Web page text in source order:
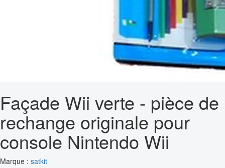
Façade Wii verte - pièce de
rechange originale pour
console Nintendo Wii
Marque : satkit